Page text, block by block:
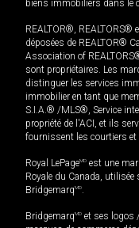
biens immobiliers dans le
REALTOR®, REALTORS®
déposées de REALTOR®
Association of
sont propriétaires. Les
distinguer les services
immobilier en tant que
S.I.A.® /MLS®, Service
propriété de l'ACI, et ils
fournissent les courtiers et
Royal LePageMD est une
Royale du Canada,
BridgemarqMD.
BridgemarqMD et ses logos